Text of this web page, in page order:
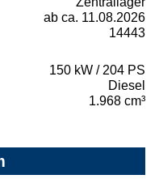
ab ca. 11.08.2026
14443
150 kW / 204 PS
Diesel
1.968 cm³